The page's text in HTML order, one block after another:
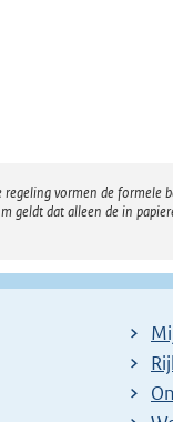
vormen de formele
geldt dat alleen de in
E
x
E